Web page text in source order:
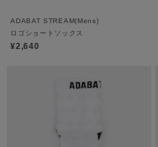
ADABAT STREAM(Mens)
ロゴショートソックス
¥2,640